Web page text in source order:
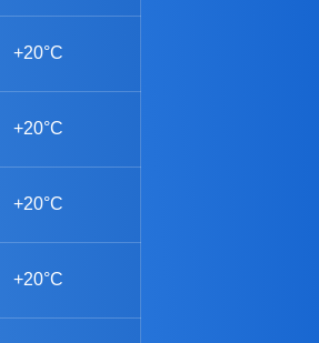
+20°C
+20°C
+20°C
+20°C